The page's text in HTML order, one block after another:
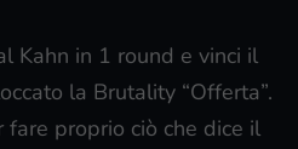
Kahn in 1 round e vinci il
la Brutality “Offerta”.
proprio ciò che dice il